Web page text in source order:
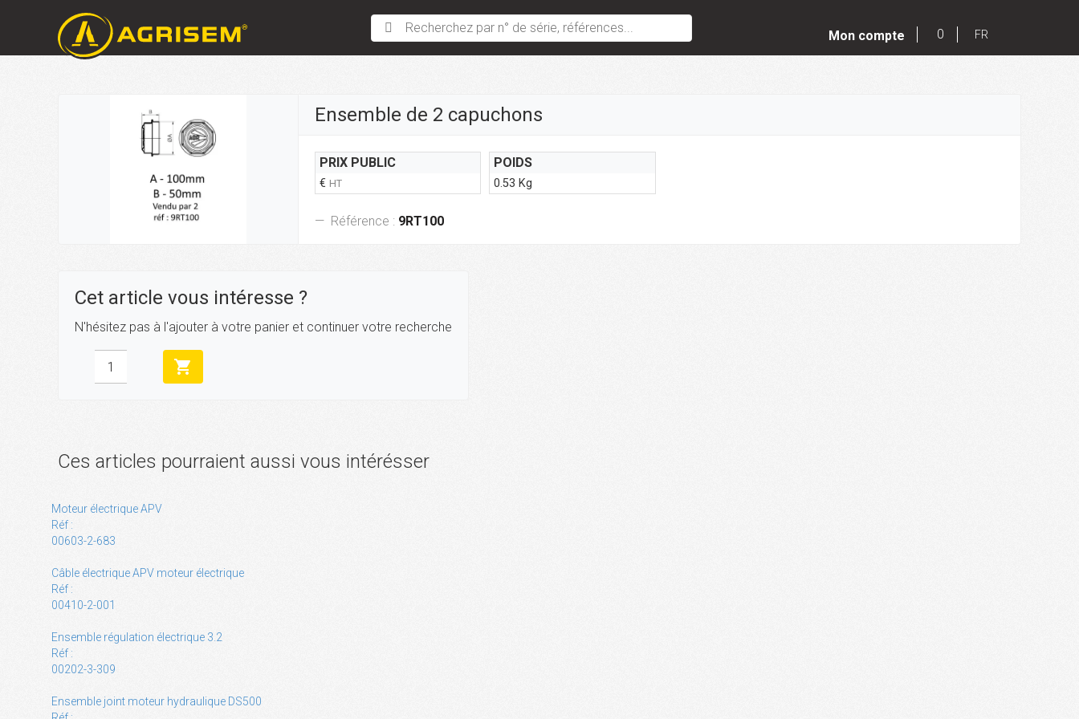
Recherchez par n° de série, références...
Mon compte 0 FR
Ensemble de 2 capuchons
PRIX PUBLIC
€ HT
POIDS
0.53 Kg
Référence : 9RT100
Cet article vous intéresse ?
N'hésitez pas à l'ajouter à votre panier et continuer votre recherche
shopping_cart
Ces articles pourraient aussi vous intérésser
Moteur électrique APV
Réf :
00603-2-683
Câble électrique APV moteur électrique
Réf :
00410-2-001
Ensemble régulation électrique 3.2
Réf :
00202-3-309
Ensemble joint moteur hydraulique DS500